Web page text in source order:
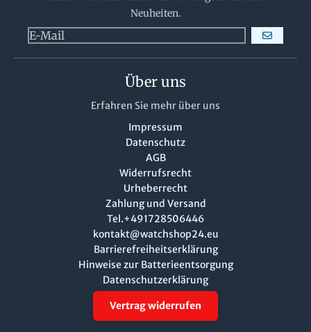
Neuheiten.
Über uns
Erfahren Sie mehr über uns
Impressum
Datenschutz
AGB
Widerrufsrecht
Urheberrecht
Zahlung und Versand
Tel.+491728506446
kontakt@watchshop24.eu
Barrierefreiheitserklärung
Hinweise zur Batterieentsorgung
Datenschutzerklärung
Vertrag widerrufen